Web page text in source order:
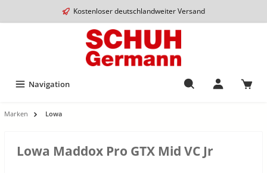
Kostenloser deutschlandweiter Versand
Navigation
Marken Lowa
Lowa Maddox Pro GTX Mid VC Jr